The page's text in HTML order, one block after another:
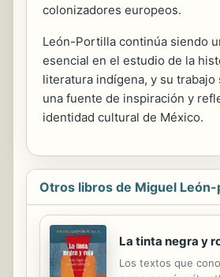
colonizadores europeos.
León-Portilla continúa siendo
esencial en el estudio de la
literatura indígena, y su trabajo
una fuente de inspiración y
identidad cultural de México.
Otros libros de Miguel
La tinta negra y
Los textos que